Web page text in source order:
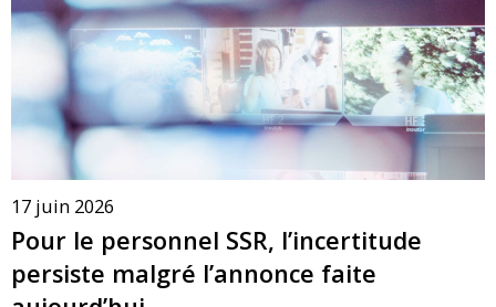
17 juin 2026
Pour le personnel SSR, l’incertitude
persiste malgré l’annonce faite